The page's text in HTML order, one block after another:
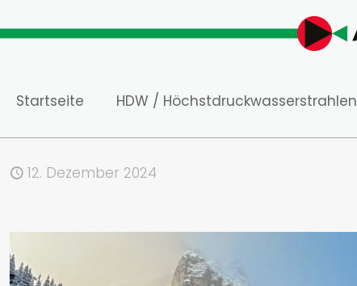
Startseite HDW / Höchstdruckwasserstrahlen
12. Dezember 2024